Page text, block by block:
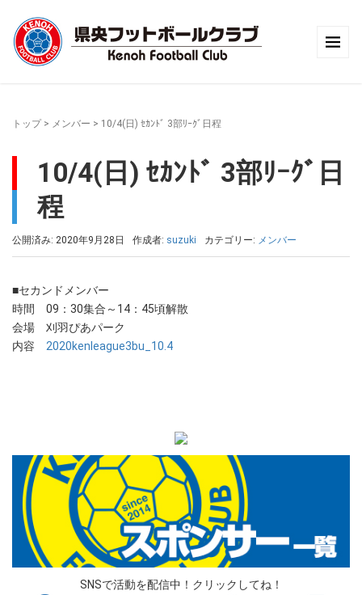
トップ> メンバー > 10/4(日) ｾｶﾝﾄﾞ 3部ﾘｰｸﾞ日程
10/4(日) ｾｶﾝﾄﾞ 3部ﾘｰｸﾞ日
程
公開済み: 2020年9月28日 作成者: suzuki カテゴリー: メンバー
■セカンドメンバー
時間 09：30集合～14：45頃解散
会場 刈羽ぴあパーク
内容 2020kenleague3bu_10.4
SNSで活動を配信中！クリックしてね！